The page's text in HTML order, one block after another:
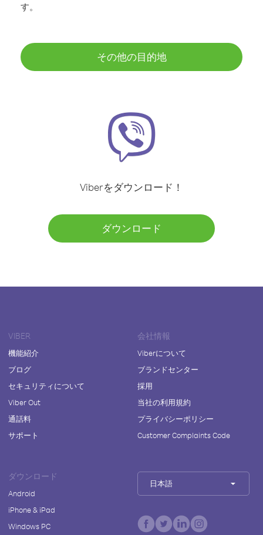
す。
その他の目的地
Viberをダウンロード！
ダウンロード
VIBER
機能紹介
ブログ
セキュリティについて
Viber Out
通話料
サポート
会社情報
Viberについて
ブランドセンター
採用
当社の利用規約
プライバシーポリシー
Customer Complaints Code
ダウンロード
Android
iPhone & iPad
Windows PC
日本語